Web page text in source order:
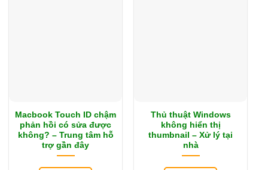
Macbook Touch ID chậm
phản hồi có sửa được
không? – Trung tâm hỗ
trợ gần đây
Thủ thuật Windows
không hiển thị
thumbnail – Xử lý tại
nhà